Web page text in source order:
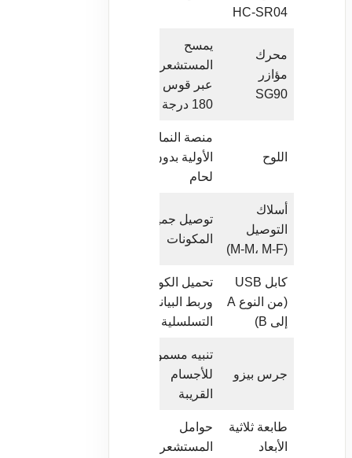
HC-SR04
محرك
مؤازر
SG90
يمسح
المستشعر
عبر قوس
180 درجة
اللوح
منصة النماذج
الأولية بدون
لحام
أسلاك
التوصيل
(M-M، M-F)
توصيل جميع
المكونات
كابل USB
(من النوع A
إلى B)
تحميل الكود
وربط البيانات
التسلسلية
جرس بيزو
تنبيه مسموع
للأجسام
القريبة
طابعة ثلاثية
الأبعاد
حوامل
المستشعرات